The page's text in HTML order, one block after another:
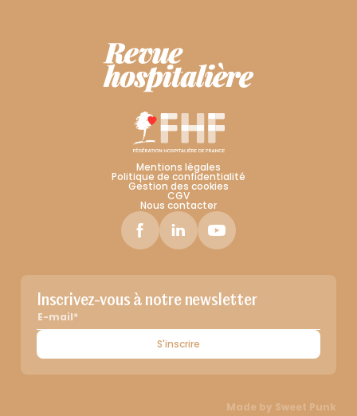
Mentions légales
Politique de confidentialité
Gestion des cookies
CGV
Nous contacter
Inscrivez-vous à notre newsletter
S'inscrire
Made by Sweet Punk